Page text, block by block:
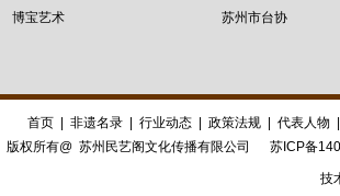
博宝艺术 苏州市台协
首页 非遗名录 行业动态 政策法规 代表人物
版权所有@ 苏州民艺阁文化传播有限公司 苏ICP备
技